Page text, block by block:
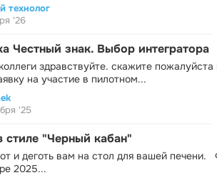
технолог
'26
Честный знак. Выбор интегратора
здравствуйте. скажите пожалуйста
на участие в пилотном...
'25
стиле "Черный кабан"
и деготь вам на стол для вашей печени.
2025...